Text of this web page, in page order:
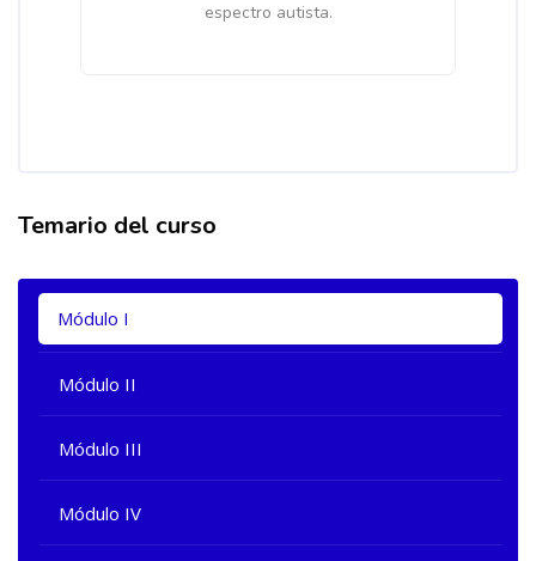
espectro autista.
Salta [Cocoon] Tabs
Temario del curso
Módulo I
Módulo II
Módulo III
Módulo IV